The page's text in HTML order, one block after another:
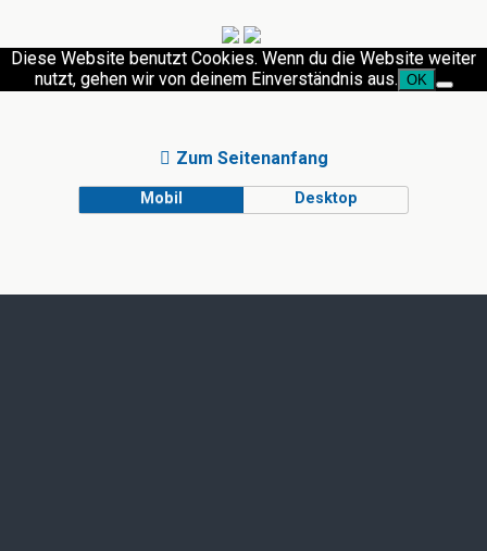
Diese Website benutzt Cookies. Wenn du die Website weiter
nutzt, gehen wir von deinem Einverständnis aus. OK
Zum Seitenanfang
Mobil Desktop